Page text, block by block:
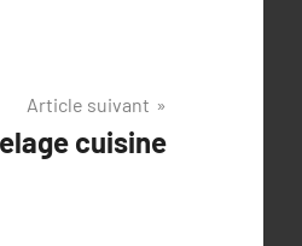
Article suivant
cuisine